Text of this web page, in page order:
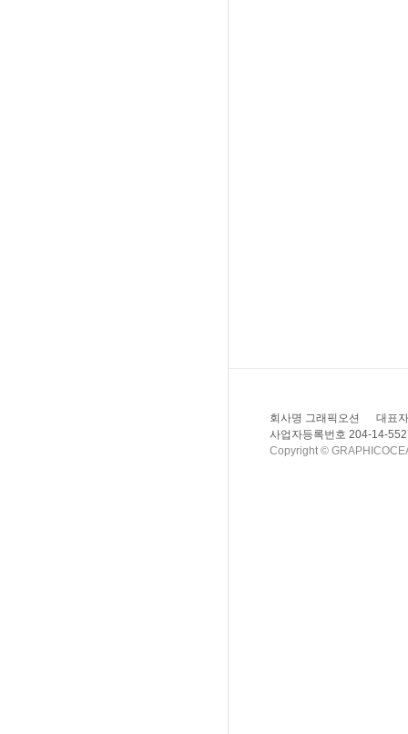
회사명 그래픽오션
대표
사업자등록번호 204-14-
Copyright ©